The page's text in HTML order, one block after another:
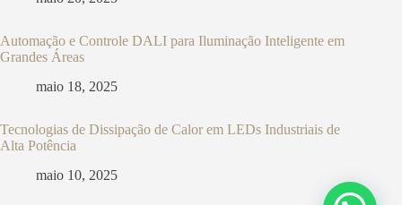
Automação e Controle DALI para Iluminação Inteligente em
Grandes Áreas
maio 18, 2025
Tecnologias de Dissipação de Calor em LEDs Industriais de
Alta Potência
maio 10, 2025